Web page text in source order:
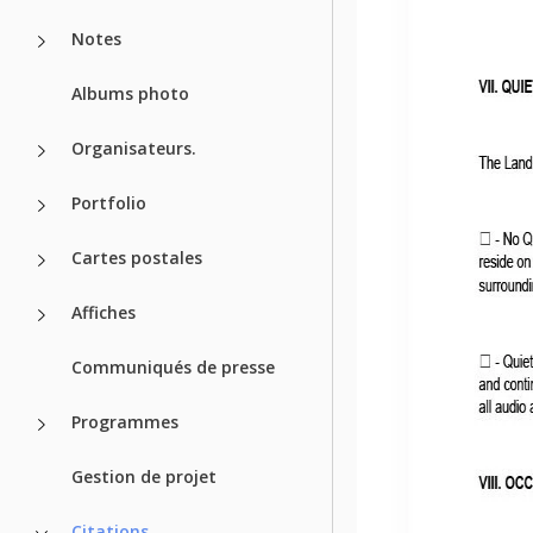
Notes
Albums photo
Organisateurs.
Portfolio
Cartes postales
Affiches
Communiqués de presse
Programmes
Gestion de projet